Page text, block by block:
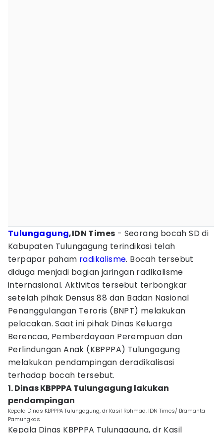
Tulungagung,IDN Times - Seorang bocah SD di
Kabupaten Tulungagung terindikasi telah
terpapar paham radikalisme. Bocah tersebut
diduga menjadi bagian jaringan radikalisme
internasional. Aktivitas tersebut terbongkar
setelah pihak Densus 88 dan Badan Nasional
Penanggulangan Teroris (BNPT) melakukan
pelacakan. Saat ini pihak Dinas Keluarga
Berencaa, Pemberdayaan Perempuan dan
Perlindungan Anak (KBPPPA) Tulungagung
melakukan pendampingan deradikalisasi
terhadap bocah tersebut.
1. Dinas KBPPPA Tulungagung lakukan
pendampingan
Kepala Dinas KBPPPA Tulungagung, dr Kasil Rohmad. IDN Times/ Bramanta
Pamungkas
Kepala Dinas KBPPPA Tulungagung, dr Kasil